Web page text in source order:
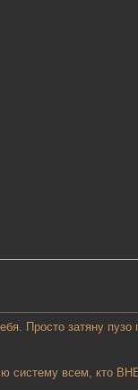
Просто затяну
систему всем, кто